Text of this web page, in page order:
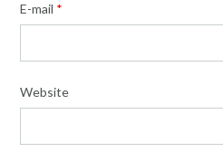
E-mail *
Website